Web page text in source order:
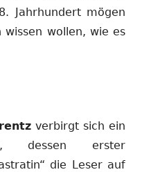
Jahrhundert mögen
wollen, wie es
verbirgt sich ein
dessen erster
die Leser auf